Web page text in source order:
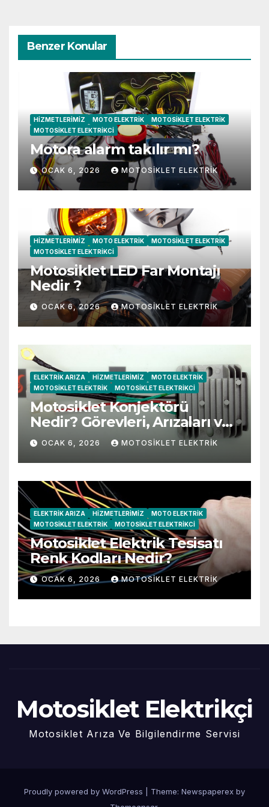
Benzer Konular
HIZMETLERIMIZ MOTO ELEKTRIK
MOTOSIKLET ELEKTRIK
MOTOSIKLET ELEKTRIKCI
Motora alarm takılır mı?
OCAK 6, 2026 MOTOSIKLET ELEKTRIK
HIZMETLERIMIZ MOTO ELEKTRIK
MOTOSIKLET ELEKTRIK
MOTOSIKLET ELEKTRIKCI
Motosiklet LED Far Montajı
Nedir ?
OCAK 6, 2026 MOTOSIKLET ELEKTRIK
ELEKTRIK ARIZA HIZMETLERIMIZ
MOTO ELEKTRIK
MOTOSIKLET ELEKTRIK
MOTOSIKLET ELEKTRIKCI
Motosiklet Konjektörü
Nedir? Görevleri, Arızaları ve
Belirtileri
OCAK 6, 2026 MOTOSIKLET ELEKTRIK
ELEKTRIK ARIZA HIZMETLERIMIZ
MOTO ELEKTRIK
MOTOSIKLET ELEKTRIK
MOTOSIKLET ELEKTRIKCI
Motosiklet Elektrik Tesisatı
Renk Kodları Nedir?
OCAK 6, 2026 MOTOSIKLET ELEKTRIK
Motosiklet Elektrikçi
Motosiklet Arıza Ve Bilgilendirme Servisi
Proudly powered by WordPress
Theme: Newspaperex by